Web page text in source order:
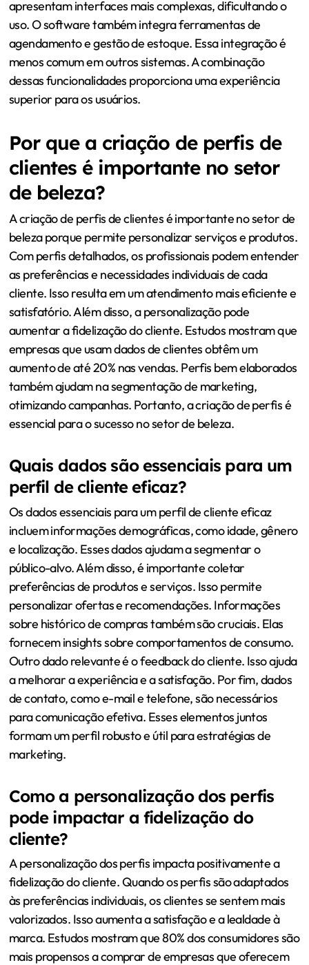
apresentam interfaces mais complexas, dificultando o
uso. O software também integra ferramentas de
agendamento e gestão de estoque. Essa integração é
menos comum em outros sistemas. A combinação
dessas funcionalidades proporciona uma experiência
superior para os usuários.
Por que a criação de perfis de
clientes é importante no setor
de beleza?
A criação de perfis de clientes é importante no setor de
beleza porque permite personalizar serviços e produtos.
Com perfis detalhados, os profissionais podem entender
as preferências e necessidades individuais de cada
cliente. Isso resulta em um atendimento mais eficiente e
satisfatório. Além disso, a personalização pode
aumentar a fidelização do cliente. Estudos mostram que
empresas que usam dados de clientes obtêm um
aumento de até 20% nas vendas. Perfis bem elaborados
também ajudam na segmentação de marketing,
otimizando campanhas. Portanto, a criação de perfis é
essencial para o sucesso no setor de beleza.
Quais dados são essenciais para um
perfil de cliente eficaz?
Os dados essenciais para um perfil de cliente eficaz
incluem informações demográficas, como idade, gênero
e localização. Esses dados ajudam a segmentar o
público-alvo. Além disso, é importante coletar
preferências de produtos e serviços. Isso permite
personalizar ofertas e recomendações. Informações
sobre histórico de compras também são cruciais. Elas
fornecem insights sobre comportamentos de consumo.
Outro dado relevante é o feedback do cliente. Isso ajuda
a melhorar a experiência e a satisfação. Por fim, dados
de contato, como e-mail e telefone, são necessários
para comunicação efetiva. Esses elementos juntos
formam um perfil robusto e útil para estratégias de
marketing.
Como a personalização dos perfis
pode impactar a fidelização do
cliente?
A personalização dos perfis impacta positivamente a
fidelização do cliente. Quando os perfis são adaptados
às preferências individuais, os clientes se sentem mais
valorizados. Isso aumenta a satisfação e a lealdade à
marca. Estudos mostram que 80% dos consumidores são
mais propensos a comprar de empresas que oferecem